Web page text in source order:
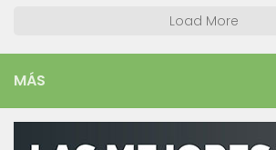
Load More
MÁS